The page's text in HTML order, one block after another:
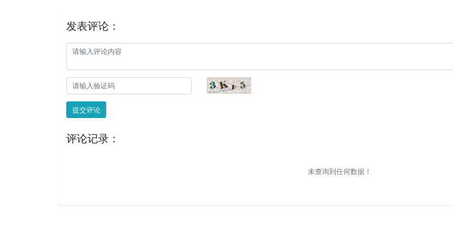
发表评论：
提交评论
评论记录：
未查询到任何数据！